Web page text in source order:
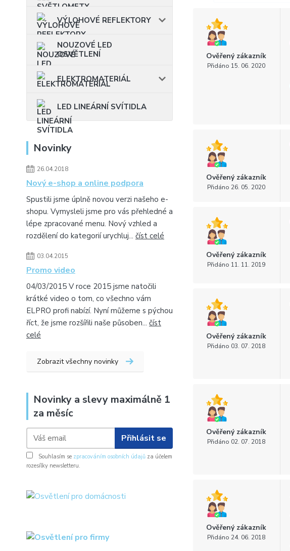
VÝLOHOVÉ REFLEKTORY
NOUZOVÉ LED
OSVĚTLENÍ
ELEKTROMATERIÁL
LED LINEÁRNÍ SVÍTIDLA
Novinky
26.04.2018
Nový e-shop a online podpora
Spustili jsme úplně novou verzi našeho e-
shopu. Vymysleli jsme pro vás přehledné a
lépe zpracované menu. Nový vzhled a
rozdělení do kategorií urychluj... číst celé
03.04.2015
Promo video
04/03/2015 V roce 2015 jsme natočili
krátké video o tom, co všechno vám
ELPRO profi nabízí. Nyní můžeme s pýchou
říct, že jsme rozšířili naše působen... číst
celé
Zobrazit všechny novinky
Novinky a slevy maximálně 1
za měsíc
Přihlásit se
Souhlasím se zpracováním osobních údajů za účelem
rozesílky newsletteru.
Ověřený zákazník
Přidáno 15. 06. 2020
Ověřený zákazník
Přidáno 26. 05. 2020
Ověřený zákazník
Přidáno 11. 11. 2019
Ověřený zákazník
Přidáno 03. 07. 2018
Ověřený zákazník
Přidáno 02. 07. 2018
Ověřený zákazník
Přidáno 24. 06. 2018